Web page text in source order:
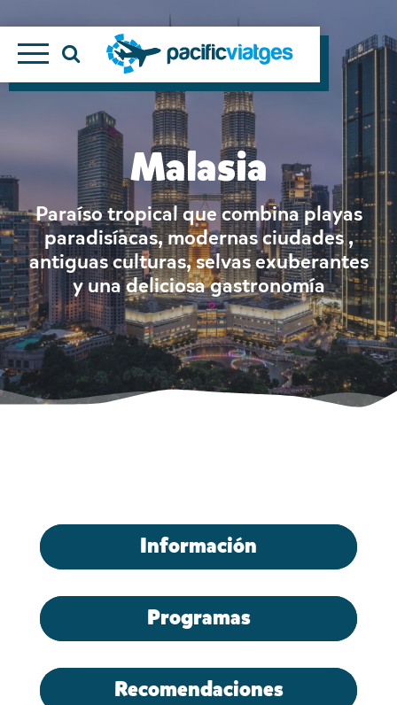
Malasia
Paraíso tropical que combina playas
paradisíacas, modernas ciudades ,
antiguas culturas, selvas exuberantes
y una deliciosa gastronomía
Información
Programas
Recomendaciones